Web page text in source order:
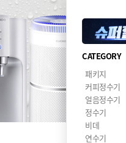
CATEGORY
패키지
커피정수기
얼음정수기
정수기
비데
연수기